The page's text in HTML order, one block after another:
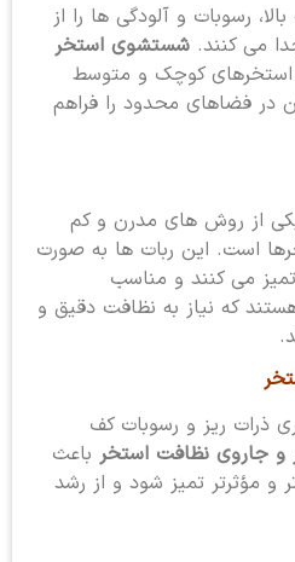
رسوبات و آلودگی ها را از
می کنند. شستشوی استخر
کوچک و متوسط
در فضاهای محدود را فراهم
از روش های مدرن و کم
است. این ربات ها به صورت
می کنند و مناسب
که نیاز به نظافت دقیق و
ذرات ریز و رسوبات کف
و جاروی نظافت استخرباعث
مؤثرتر تمیز شود و از رشد